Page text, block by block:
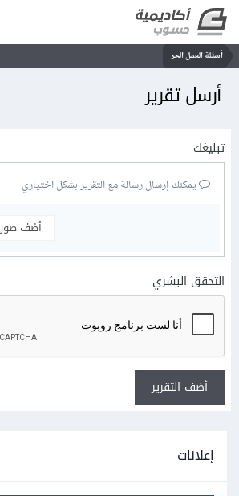
أسئلة العمل الحر
أرسل تقرير
تبليغك
يمكنك إرسال رسالة مع التقرير بشكل اختياري
أضف
التحقق البشري
أضف التقرير
إعلانات